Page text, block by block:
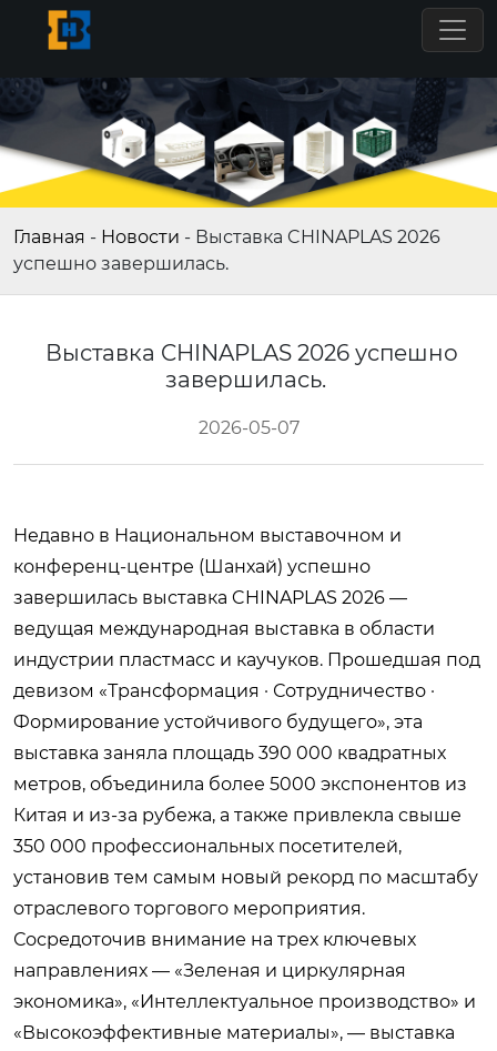
Главная - Новости - Выставка CHINAPLAS 2026
успешно завершилась.
Выставка CHINAPLAS 2026 успешно
завершилась.
2026-05-07
Недавно в Национальном выставочном и
конференц-центре (Шанхай) успешно
завершилась выставка CHINAPLAS 2026 —
ведущая международная выставка в области
индустрии пластмасс и каучуков. Прошедшая под
девизом «Трансформация · Сотрудничество ·
Формирование устойчивого будущего», эта
выставка заняла площадь 390 000 квадратных
метров, объединила более 5000 экспонентов из
Китая и из-за рубежа, а также привлекла свыше
350 000 профессиональных посетителей,
установив тем самым новый рекорд по масштабу
отраслевого торгового мероприятия.
Сосредоточив внимание на трех ключевых
направлениях — «Зеленая и циркулярная
экономика», «Интеллектуальное производство» и
«Высокоэффективные материалы», — выставка